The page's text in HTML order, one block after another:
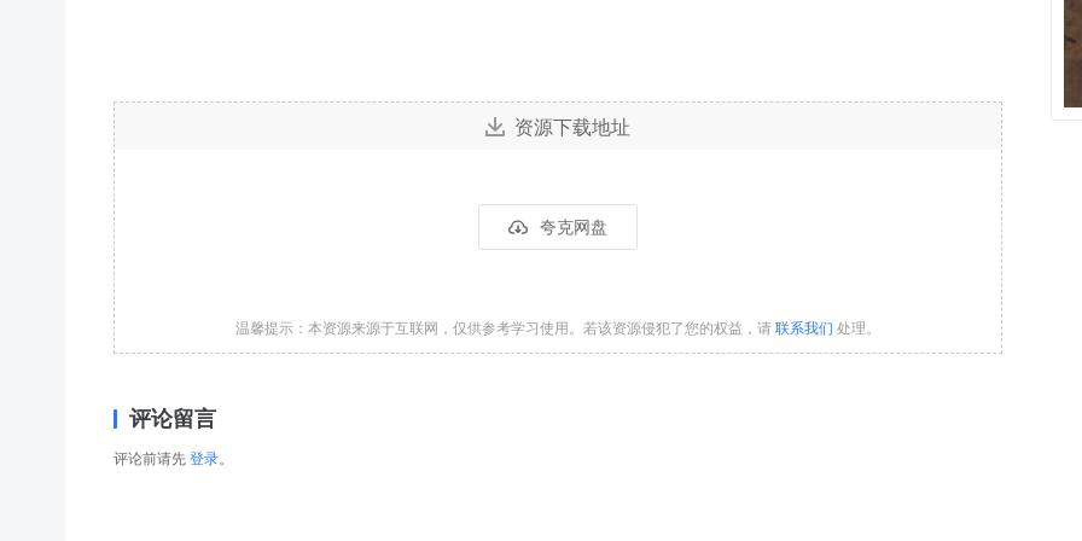
资源下载地址
夸克网盘
温馨提示：本资源来源于互联网，仅供参考学习使用。若该资源侵犯了您的权益，请 联系我们 处理。
评论留言
评论前请先 登录。